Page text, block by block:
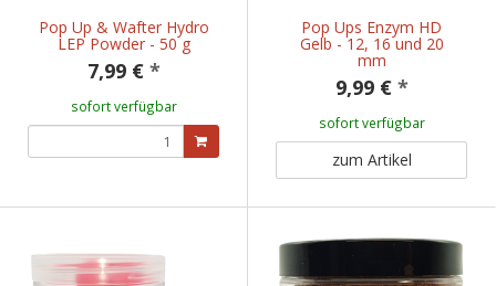
Pop Up & Wafter Hydro
LEP Powder - 50 g
7,99 € *
sofort verfügbar
Pop Ups Enzym HD
Gelb - 12, 16 und 20
mm
9,99 € *
sofort verfügbar
zum Artikel